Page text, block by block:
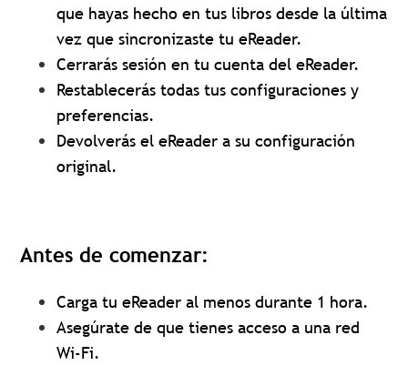
que hayas hecho en tus libros desde la última
vez que sincronizaste tu eReader.
Cerrarás sesión en tu cuenta del eReader.
Restablecerás todas tus configuraciones y
preferencias.
Devolverás el eReader a su configuración
original.
Antes de comenzar:
Carga tu eReader al menos durante 1 hora.
Asegúrate de que tienes acceso a una red
Wi-Fi.